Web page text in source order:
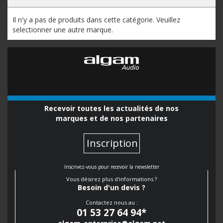
Il n'y a pas de produits dans cette catégorie. Veuillez
selectionner une autre marque.
Recevoir toutes les actualités de nos
marques et de nos partenaires
Inscription
Inscrivez-vous pour recevoir la newsletter
Vous désirez plus d'informations ?
Besoin d'un devis ?
Contactez nous au :
01 53 27 64 94*